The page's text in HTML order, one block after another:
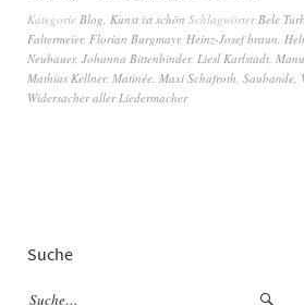
Kategorie Blog Kunst ist schön Schlagwörter Bele
Faltermeier, Florian Burgmayr, Heinz-Josef braun
Neubauer, Johanna Bittenbinder, Liesl Karlstadt
Mathias Kellner, Matinée Maxi Schafroth Saubande
Widersacher aller Liedermacher
Suche